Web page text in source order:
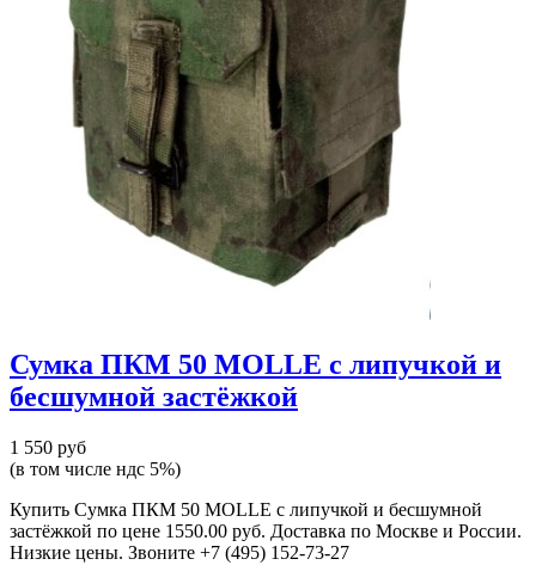
Сумка ПКМ 50 MOLLE с липучкой и
бесшумной застёжкой
1 550 руб
(в том числе ндс 5%)
Купить Сумка ПКМ 50 MOLLE с липучкой и бесшумной
застёжкой по цене 1550.00 руб. Доставка по Москве и России.
Низкие цены. Звоните +7 (495) 152-73-27